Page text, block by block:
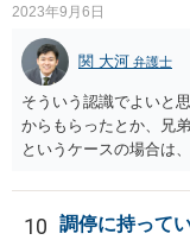
ると思います。
2023年9月6日
関 大河 弁護士
そういう認識でよいと
からもらったとか、兄
というケースの場合は
10 調停に持って